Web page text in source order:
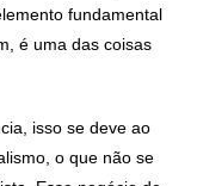
fundamental
é uma das coisas
isso se deve ao
o que não se